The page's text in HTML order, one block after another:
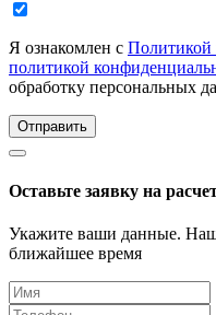
Я ознакомлен с Политикой
политикой
обработку персональных
Отправить
Оставьте заявку на
Укажите ваши данные. Наш
ближайшее время